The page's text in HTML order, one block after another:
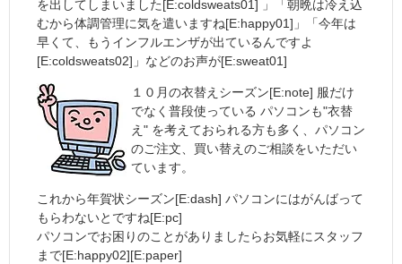
を出してしまいました[E:coldsweats01] 」「朝晩は冷え込
むから体調管理に気を遣いますね[E:happy01]」「今年は
早くて、もうインフルエンザが出ているんですよ
[E:coldsweats02]」などのお声が[E:sweat01]
１０月の衣替えシーズン[E:note] 服だけ
でなく普段使っている パソコンも"衣替
え" を考えておられる方も多く、パソコン
のご注文、買い替えのご相談をいただい
ています。
これから年賀状シーズン[E:dash] パソコンにはがんばって
もらわないとですね[E:pc]
パソコンでお困りのことがありましたらお気軽にスタッフ
まで[E:happy02][E:paper]